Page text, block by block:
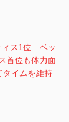
ィス1位 ベッ
首位も体力面
タイムを維持